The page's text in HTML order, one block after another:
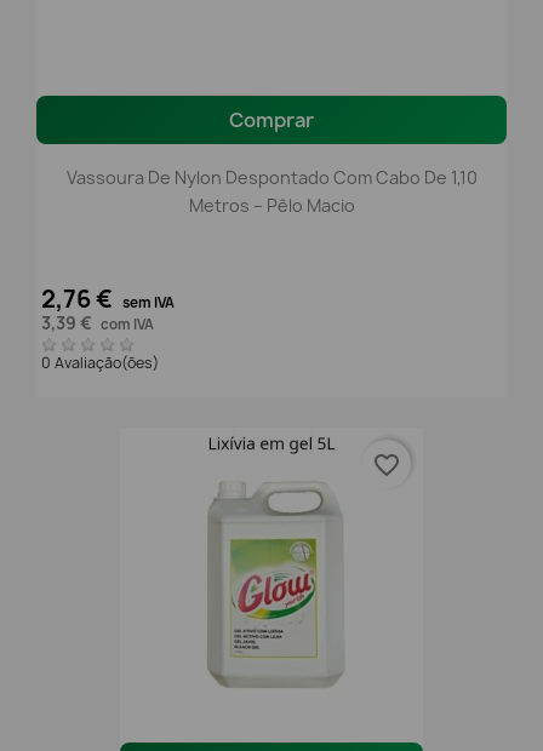
Comprar
Vassoura De Nylon Despontado Com Cabo De 1,10
Metros – Pêlo Macio
2,76 € sem IVA
3,39 € com IVA
0 Avaliação(ões)
favorite_border